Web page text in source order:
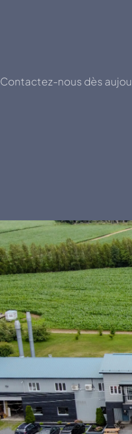
Contactez-nous dès